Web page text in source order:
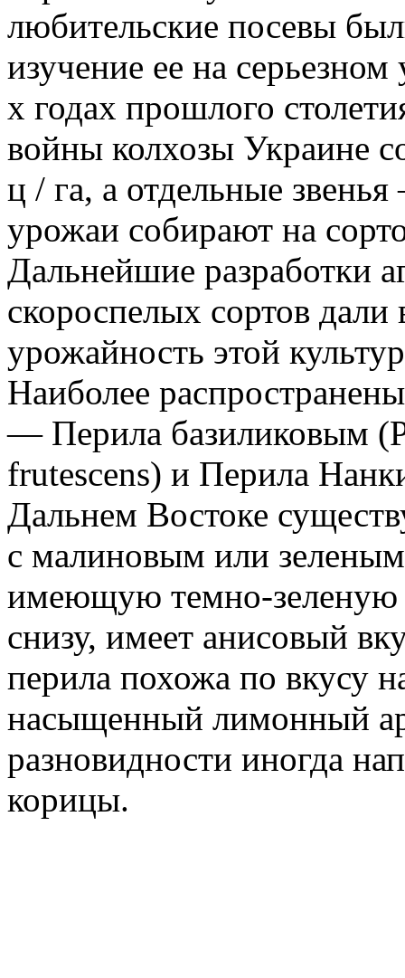
любительские посевы
изучение ее на
х годах прошлого
войны колхозы Украине
ц / га, а отдельные
урожаи собирают на
Дальнейшие разработки
скороспелых сортов
урожайность этой
Наиболее
— Перила базиликовым
frutescens) и Перила
Дальнем Востоке
с малиновым или
имеющую темно-зеленую
снизу, имеет анисовый
перила похожа по вкусу
насыщенный лимонный
разновидности иногда
корицы.